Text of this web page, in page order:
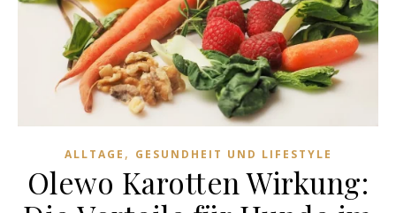
ALLTAGE , GESUNDHEIT UND LIFESTYLE
Olewo Karotten Wirkung: